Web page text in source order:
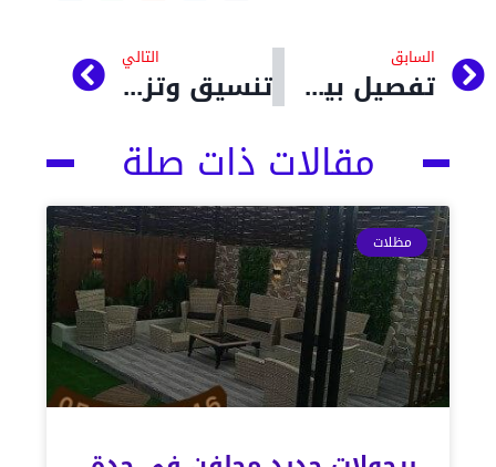
السابق
تفصيل بيت شعر مجالس ملكية في الحوش
التالي
تنسيق وتزين الحدائق أسعار مظلات رخيصة في جدة
مقالات ذات صلة
مظلات